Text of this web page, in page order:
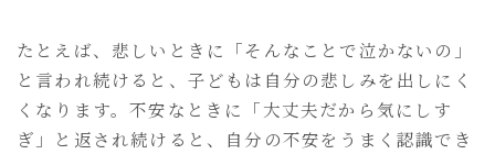
たとえば、悲しいときに「そんなことで泣かないの」
と言われ続けると、子どもは自分の悲しみを出しにく
くなります。不安なときに「大丈夫だから気にしす
ぎ」と返され続けると、自分の不安をうまく認識でき